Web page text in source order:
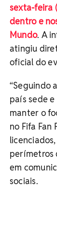
sexta-feira
dentro e
Mundo. A
atingiu
oficial do
“Seguindo
país sede
manter o
no Fifa Fan
perímetros
em
sociais.